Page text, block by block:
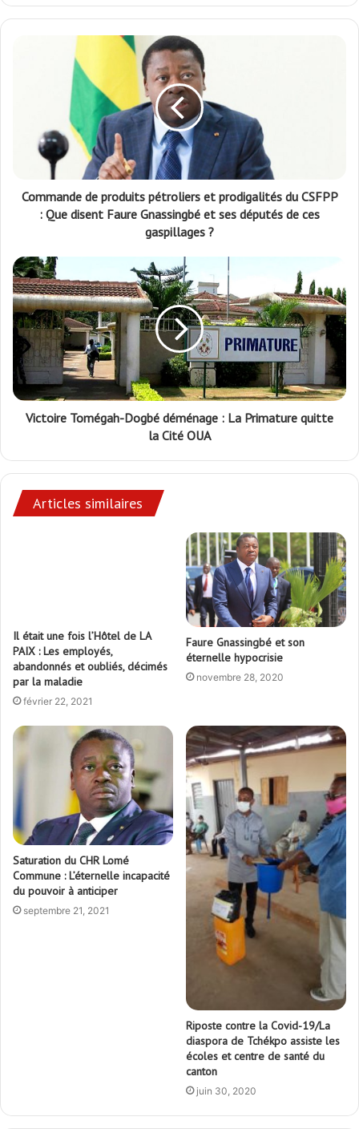
Commande de produits pétroliers et prodigalités du CSFPP
: Que disent Faure Gnassingbé et ses députés de ces
gaspillages ?
Victoire Tomégah-Dogbé déménage : La Primature quitte
la Cité OUA
Articles similaires
Il était une fois l’Hôtel de LA
PAIX : Les employés,
abandonnés et oubliés, décimés
par la maladie
février 22, 2021
Faure Gnassingbé et son
éternelle hypocrisie
novembre 28, 2020
Saturation du CHR Lomé
Commune : L’éternelle incapacité
du pouvoir à anticiper
septembre 21, 2021
Riposte contre la Covid-19/La
diaspora de Tchékpo assiste les
écoles et centre de santé du
canton
juin 30, 2020